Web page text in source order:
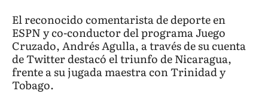
El reconocido comentarista de deporte en
ESPN y co-conductor del programa Juego
Cruzado, Andrés Agulla, a través de su cuenta
de Twitter destacó el triunfo de Nicaragua,
frente a su jugada maestra con Trinidad y
Tobago.